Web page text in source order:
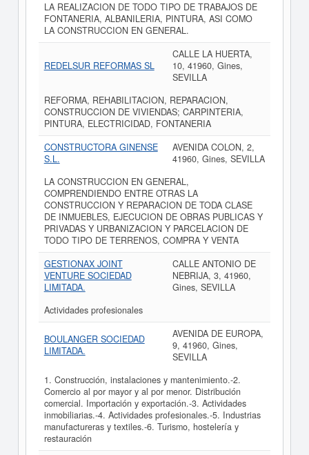
LA REALIZACION DE TODO TIPO DE TRABAJOS DE
FONTANERIA, ALBANILERIA, PINTURA, ASI COMO
LA CONSTRUCCION EN GENERAL.
REDELSUR REFORMAS SL
CALLE LA HUERTA,
10, 41960, Gines,
SEVILLA
REFORMA, REHABILITACION, REPARACION,
CONSTRUCCION DE VIVIENDAS; CARPINTERIA,
PINTURA, ELECTRICIDAD, FONTANERIA
CONSTRUCTORA GINENSE
S.L.
AVENIDA COLON, 2,
41960, Gines, SEVILLA
LA CONSTRUCCION EN GENERAL,
COMPRENDIENDO ENTRE OTRAS LA
CONSTRUCCION Y REPARACION DE TODA CLASE
DE INMUEBLES, EJECUCION DE OBRAS PUBLICAS Y
PRIVADAS Y URBANIZACION Y PARCELACION DE
TODO TIPO DE TERRENOS, COMPRA Y VENTA
GESTIONAX JOINT
VENTURE SOCIEDAD
LIMITADA.
CALLE ANTONIO DE
NEBRIJA, 3, 41960,
Gines, SEVILLA
Actividades profesionales
BOULANGER SOCIEDAD
LIMITADA.
AVENIDA DE EUROPA,
9, 41960, Gines,
SEVILLA
1. Construcción, instalaciones y mantenimiento.-2.
Comercio al por mayor y al por menor. Distribución
comercial. Importación y exportación.-3. Actividades
inmobiliarias.-4. Actividades profesionales.-5. Industrias
manufactureras y textiles.-6. Turismo, hostelería y
restauración